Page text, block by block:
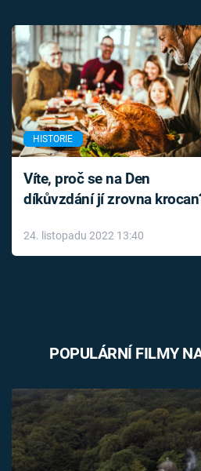
HISTORIE
Víte, proč se na Den
díkůvzdání jí zrovna
24. listopadu 2022 13:40
POPULÁRNÍ FILMY